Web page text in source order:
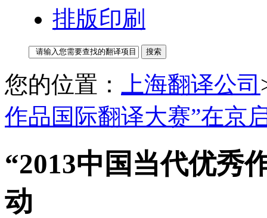
排版印刷
您的位置： 上海翻译公司
作品国际翻译大赛”在京
“2013中国当代优秀
动